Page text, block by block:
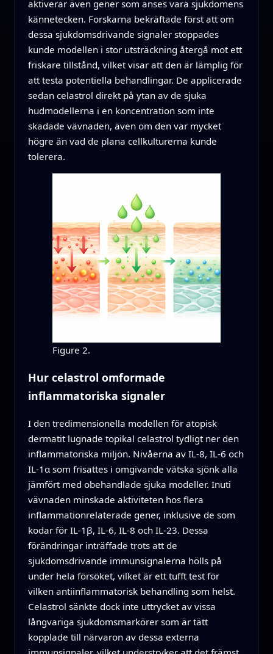
aktiverar även gener som anses vara sjukdomens
kännetecken. Forskarna bekräftade först att om
dessa sjukdomsdrivande signaler stoppades
kunde modellen i stor utsträckning återgå mot ett
friskare tillstånd, vilket visar att den är lämplig för
att testa potentiella behandlingar. De applicerade
sedan celastrol direkt på ytan av de sjuka
hudmodellerna i en koncentration som inte
skadade vävnaden, även om den var mycket
högre än vad de plana cellkulturerna kunde
tolerera.
Figure 2.
Hur celastrol omformade
inflammatoriska signaler
I den tredimensionella modellen för atopisk
dermatit lugnade topikal celastrol tydligt ner den
inflammatoriska miljön. Nivåerna av IL-8, IL-6 och
IL-1α som frisattes i omgivande vätska sjönk alla
jämfört med obehandlade sjuka modeller. Inuti
vävnaden minskade aktiviteten hos flera
inflammationrelaterade gener, inklusive de som
kodar för IL-1β, IL-6, IL-8 och IL-23. Dessa
förändringar inträffade trots att de
sjukdomsdrivande immunsignalerna hölls på
under hela försöket, vilket är ett tufft test för
vilken antiinflammatorisk behandling som helst.
Celastrol sänkte dock inte uttrycket av vissa
långvariga sjukdomsmarkörer som är tätt
kopplade till närvaron av dessa externa